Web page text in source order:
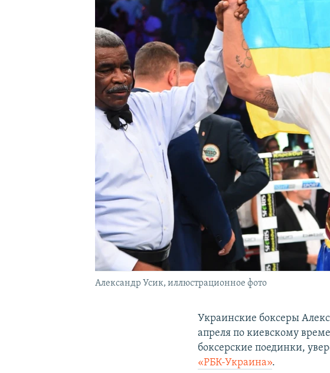
УКРАИНСКАЯ ПРОБЛЕМА КРЫМА
Александр Усик, иллюстрационное фото
Украинские боксеры
апреля по киевскому
боксерские поединки,
«РБК-Украина».